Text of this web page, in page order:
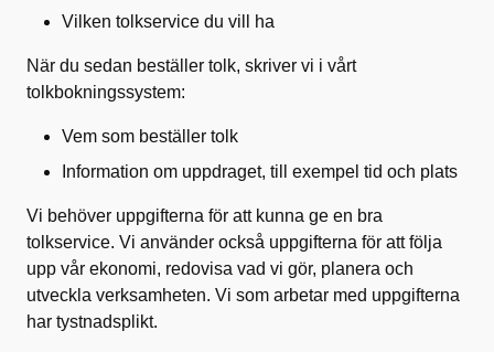
Vilken tolkservice du vill ha
När du sedan beställer tolk, skriver vi i vårt
tolkbokningssystem:
Vem som beställer tolk
Information om uppdraget, till exempel tid och plats
Vi behöver uppgifterna för att kunna ge en bra
tolkservice. Vi använder också uppgifterna för att följa
upp vår ekonomi, redovisa vad vi gör, planera och
utveckla verksamheten. Vi som arbetar med uppgifterna
har tystnadsplikt.